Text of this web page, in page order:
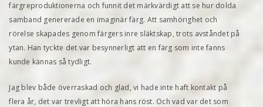
färgreproduktionerna och funnit det märkvärdigt att se hur dolda
samband genererade en imaginär färg. Att samhörighet och
rörelse skapades genom färgers inre släktskap, trots avståndet på
ytan. Han tyckte det var besynnerligt att en färg som inte fanns
kunde kännas så tydligt.
Jag blev både överraskad och glad, vi hade inte haft kontakt på
flera år, det var trevligt att höra hans röst. Och vad var det som